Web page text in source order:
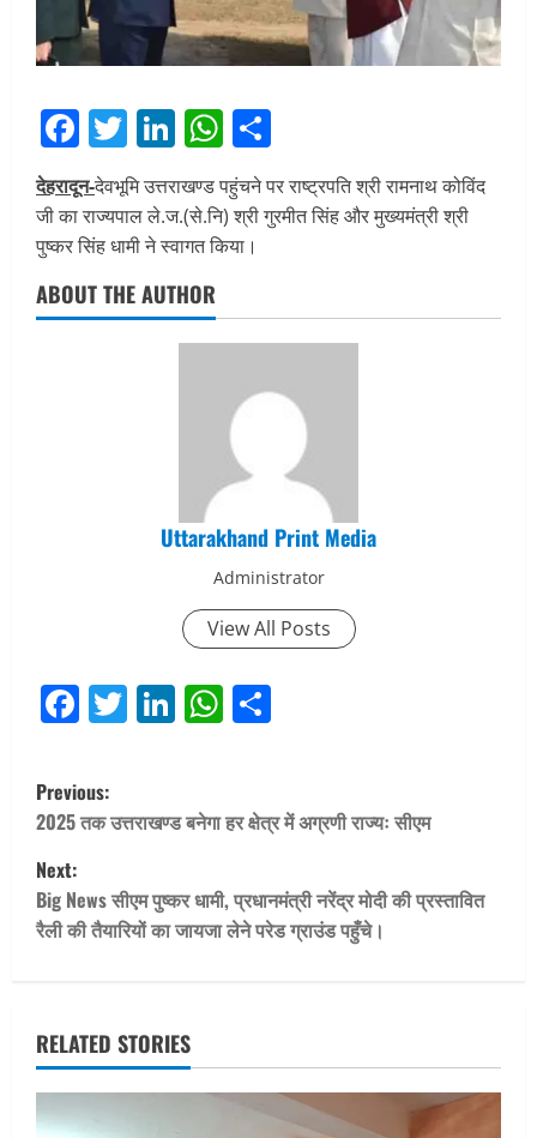
Facebook
Twitter
LinkedIn
WhatsApp
देहरादून-देवभूमि उत्तराखण्ड पहुंचने पर राष्ट्रपति श्री रामनाथ कोविंद
जी का राज्यपाल ले.ज.(से.नि) श्री गुरमीत सिंह और मुख्यमंत्री श्री
पुष्कर सिंह धामी ने स्वागत किया।
ABOUT THE AUTHOR
Uttarakhand Print Media
Administrator
View All Posts
Facebook
Twitter
LinkedIn
WhatsApp
P
o
s
t
a
v
Previous:
2025 तक उत्तराखण्ड बनेगा हर क्षेत्र में अग्रणी राज्यः सीएम
Next:
Big News सीएम पुष्कर धामी, प्रधानमंत्री नरेंद्र मोदी की प्रस्तावित
रैली की तैयारियों का जायजा लेने परेड ग्राउंड पहुँचे।
RELATED STORIES